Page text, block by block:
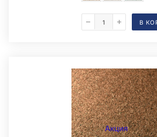
Складская позиция
В
Акция